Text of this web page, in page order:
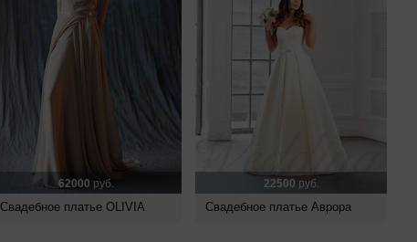
62000 руб.
Свадебное платье OLIVIA
22500 руб.
Свадебное платье Аврора